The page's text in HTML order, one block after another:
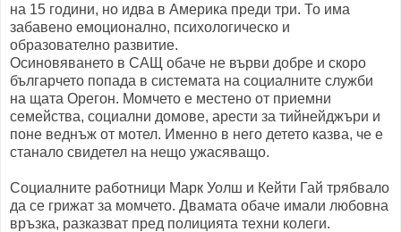
на 15 години, но идва в Америка преди три. То има
забавено емоционално, психологическо и
образователно развитие.
Осиновяването в САЩ обаче не върви добре и скоро
българчето попада в системата на социалните служби
на щата Орегон. Момчето е местено от приемни
семейства, социални домове, арести за тийнейджъри и
поне веднъж от мотел. Именно в него детето казва, че е
станало свидетел на нещо ужасяващо.
Социалните работници Марк Уолш и Кейти Гай трябвало
да се грижат за момчето. Двамата обаче имали любовна
връзка, разказват пред полицията техни колеги.